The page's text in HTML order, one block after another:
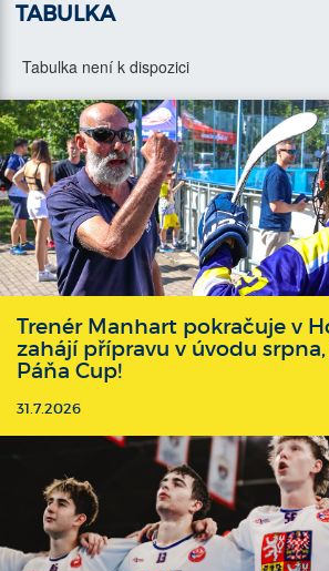
TABULKA
Tabulka není k dispozici
Trenér Manhart pokračuje v
zahájí přípravu v úvodu
Páňa Cup!
31.7.2026